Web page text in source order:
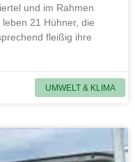
UMWELT & KLIMA
und im Rahmen
21 Hühner, die
fleißig ihre